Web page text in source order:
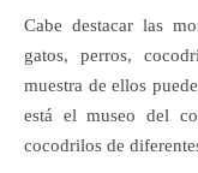
Cabe destacar las
gatos, perros,
muestra de ellos
está el museo del
cocodrilos de